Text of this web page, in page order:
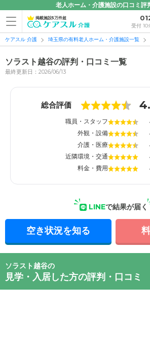
老人ホーム・介護施設の口コミ評
掲載施設5万件超
受付
ケアスル 介護 埼玉県の有料老人ホーム・介護施設一覧
ソラスト越谷の評判・口コミ一覧
最終更新日：2026/06/13
総合評価
職員・スタッフ
外観・設備
介護・医療
近隣環境・交通
料金・費用
LINEで結果が届く
空き状況を知る
ソラスト越谷の
見学・入居した方の評判・口コミ